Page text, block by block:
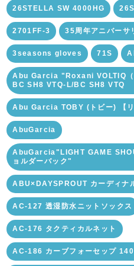
26STELLA SW 4000HG
2701FF-3 35周年アニバーサ
3seasons gloves 71S
Abu Garcia "Roxani VOLTIQ（
BC SH8 VTQ-L/BC SH8 VTQ
Abu Garcia TOBY (トビー) 【リ
AbuGarcia
AbuGarcia"LIGHT GAME
ョルダーバック"
ABU×DAYSPROUT カーディ
AC-127 透湿防水ニットソックス
AC-176 タクティカルネット
AC-186 カーブフォーセップ